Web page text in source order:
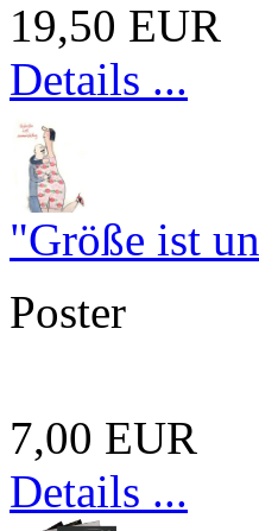
19,50 EUR
Details ...
"Größe ist
Poster
7,00 EUR
Details ...